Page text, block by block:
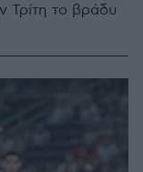
Τρίτη το βράδυ